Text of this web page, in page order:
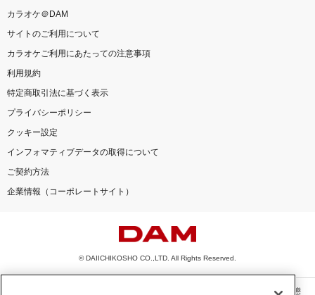
カラオケ＠DAM
サイトのご利用について
カラオケご利用にあたっての注意事項
利用規約
特定商取引法に基づく表示
プライバシーポリシー
クッキー設定
インフォマティブデータの取得について
ご契約方法
企業情報（コーポレートサイト）
© DAIICHIKOSHO CO.,LTD. All Rights Reserved.
このサイトに掲載されている一切の文章・画像・写真・動画・音声等を、手段や形態